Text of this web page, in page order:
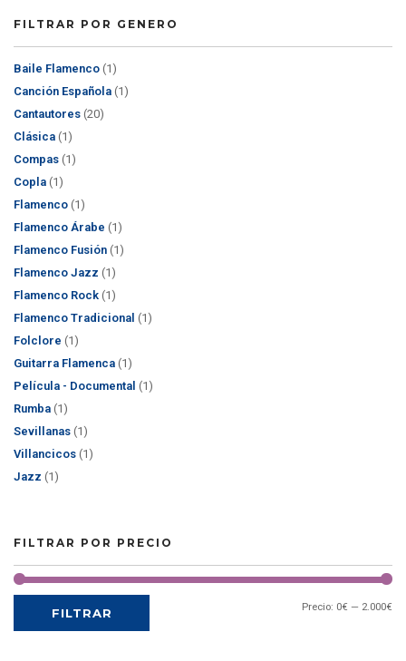
FILTRAR POR GENERO
Baile Flamenco (1)
Canción Española (1)
Cantautores (20)
Clásica (1)
Compas (1)
Copla (1)
Flamenco (1)
Flamenco Árabe (1)
Flamenco Fusión (1)
Flamenco Jazz (1)
Flamenco Rock (1)
Flamenco Tradicional (1)
Folclore (1)
Guitarra Flamenca (1)
Película - Documental (1)
Rumba (1)
Sevillanas (1)
Villancicos (1)
Jazz (1)
FILTRAR POR PRECIO
FILTRAR Precio: 0€ — 2.000€